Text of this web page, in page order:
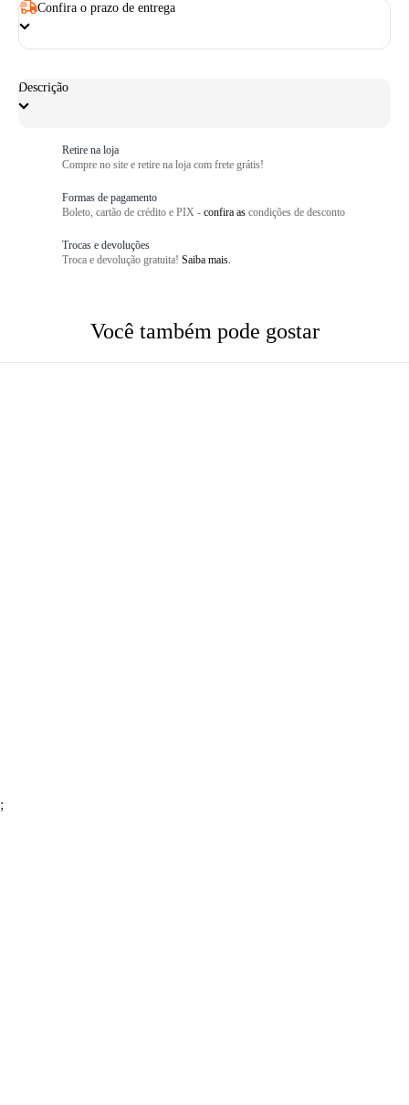
Confira o prazo de entrega
Descrição
Retire na loja
Compre no site e retire na loja com frete grátis!
Formas de pagamento
Boleto, cartão de crédito e PIX - confira as condições de desconto
Trocas e devoluções
Troca e devolução gratuita! Saiba mais.
Você também pode gostar
;